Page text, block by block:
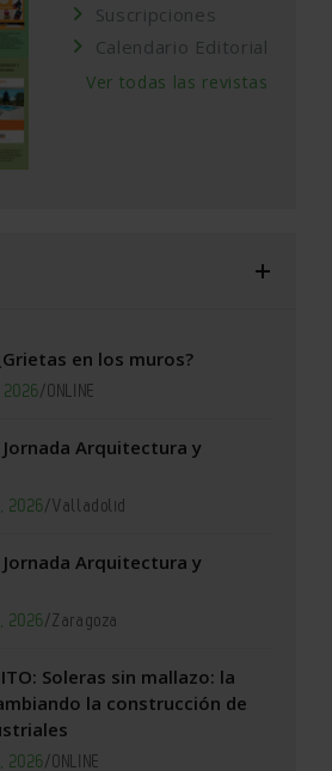
Suscripciones
Calendario Editorial
Ver todas las revistas
en los muros?
2026/ONLINE
Arquitectura y
2026/Valladolid
Arquitectura y
2026/Zaragoza
Soleras sin mallazo: la
la construcción de
2026/ONLINE